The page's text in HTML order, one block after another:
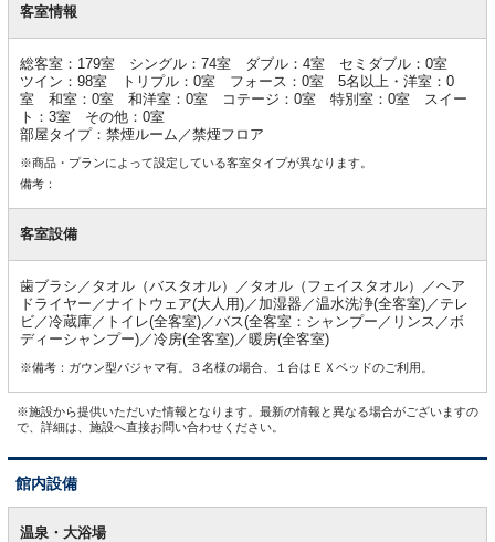
室客室情報
総客室：179室 シングル：74室 ダブル：4室 セミダブル：0室
ツイン：98室 トリプル：0室 フォース：0室 5名以上・洋室：0
室 和室：0室 和洋室：0室 コテージ：0室 特別室：0室 スイー
ト：3室 その他：0室
部屋タイプ：禁煙ルーム／禁煙フロア
※商品・プランによって設定している客室タイプが異なります。
備考：
客室設備
歯ブラシ／タオル（バスタオル）／タオル（フェイスタオル）／ヘア
ドライヤー／ナイトウェア(大人用)／加湿器／温水洗浄(全客室)／テレ
ビ／冷蔵庫／トイレ(全客室)／バス(全客室：シャンプー／リンス／ボ
ディーシャンプー)／冷房(全客室)／暖房(全客室)
※備考：ガウン型パジャマ有。３名様の場合、１台はＥＸベッドのご利用。
※施設から提供いただいた情報となります。最新の情報と異なる場合がございますの
で、詳細は、施設へ直接お問い合わせください。
館内設備
内温泉・大浴場